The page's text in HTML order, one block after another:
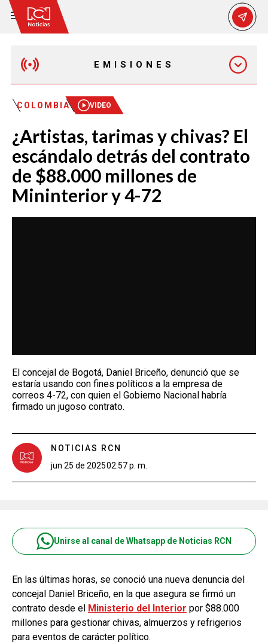
EMISIONES
EMISIÓN 12:30 PM
EMISIÓN 7:00 PM
COLOMBIA VIDEO
¿Artistas, tarimas y chivas? El
escándalo detrás del contrato
de $88.000 millones de
Mininterior y 4-72
El concejal de Bogotá, Daniel Briceño, denunció que se
estaría usando con fines políticos a la empresa de
correos 4-72, con quien el Gobierno Nacional habría
firmado un jugoso contrato.
NOTICIAS RCN
jun 25 de 202502:57 p. m.
Unirse al canal de Whatsapp de Noticias RCN
En las últimas horas, se conoció una nueva denuncia del
concejal Daniel Briceño, en la que asegura se firmó un
contrato desde el Ministerio del Interior por $88.000
millones para gestionar chivas, almuerzos y refrigerios
para eventos de carácter político.